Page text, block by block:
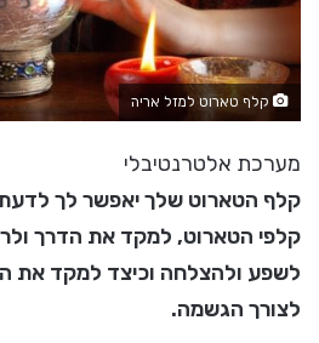
קלף טארוט למזל אריה
מערכת אלטרנטיבלי
קלף הטארוט שלך יאפשר לך לדעת
קלפי הטארוט, למקד את הדרך
לשפע ולהצלחה וכיצד למקד את
לצורך הגשמה.